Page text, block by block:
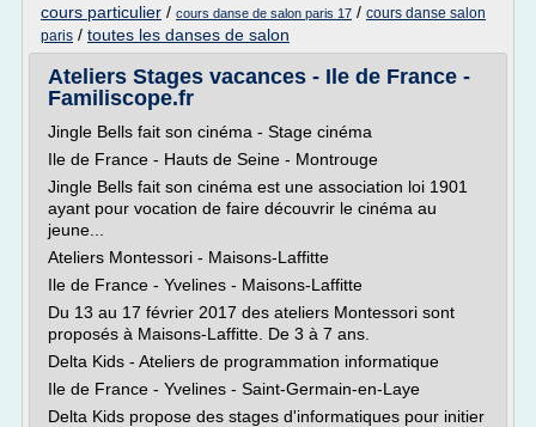
cours particulier / cours danse de salon paris 17 / cours danse salon
paris / toutes les danses de salon
Ateliers Stages vacances - Ile de France -
Familiscope.fr
Jingle Bells fait son cinéma - Stage cinéma
Ile de France - Hauts de Seine - Montrouge
Jingle Bells fait son cinéma est une association loi 1901
ayant pour vocation de faire découvrir le cinéma au
jeune...
Ateliers Montessori - Maisons-Laffitte
Ile de France - Yvelines - Maisons-Laffitte
Du 13 au 17 février 2017 des ateliers Montessori sont
proposés à Maisons-Laffitte. De 3 à 7 ans.
Delta Kids - Ateliers de programmation informatique
Ile de France - Yvelines - Saint-Germain-en-Laye
Delta Kids propose des stages d'informatiques pour initier